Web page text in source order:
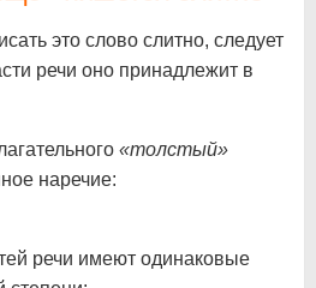
это слово слитно, следует
речи оно принадлежит в
«толстый»
наречие:
речи имеют одинаковые